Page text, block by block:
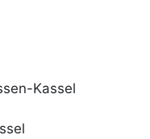
Kassel